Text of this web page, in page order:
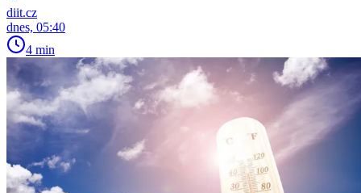
diit.cz
dnes, 05:40
4 min